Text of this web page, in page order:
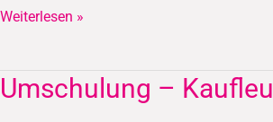
Weiterlesen »
Umschulung –
Umschulung